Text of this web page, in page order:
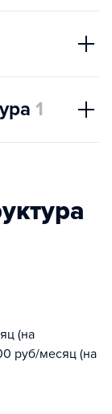
1
(на
руб/месяц (на